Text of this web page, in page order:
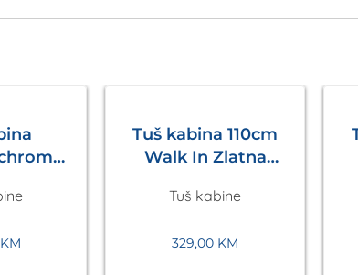
KM
Tuš kabina 110cm
Walk In Zlatna
Tuš kabine
329,00 KM